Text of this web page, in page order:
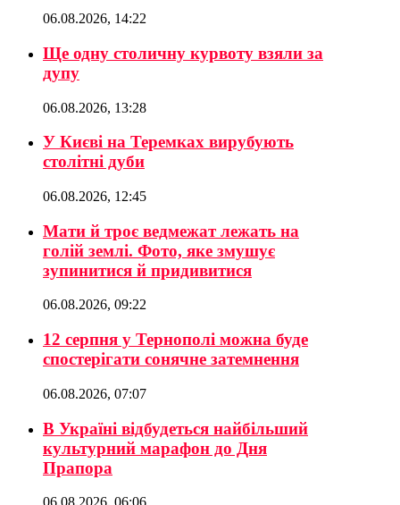
06.08.2026, 14:22
Ще одну столичну курвоту взяли за
дупу
06.08.2026, 13:28
У Києві на Теремках вирубують
столітні дуби
06.08.2026, 12:45
Мати й троє ведмежат лежать на
голій землі. Фото, яке змушує
зупинитися й придивитися
06.08.2026, 09:22
12 серпня у Тернополі можна буде
спостерігати сонячне затемнення
06.08.2026, 07:07
В Україні відбудеться найбільший
культурний марафон до Дня
Прапора